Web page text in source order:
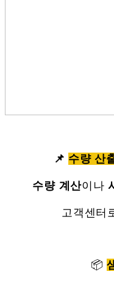
📌 수량 산
수량 계산이나
고객센터
📦